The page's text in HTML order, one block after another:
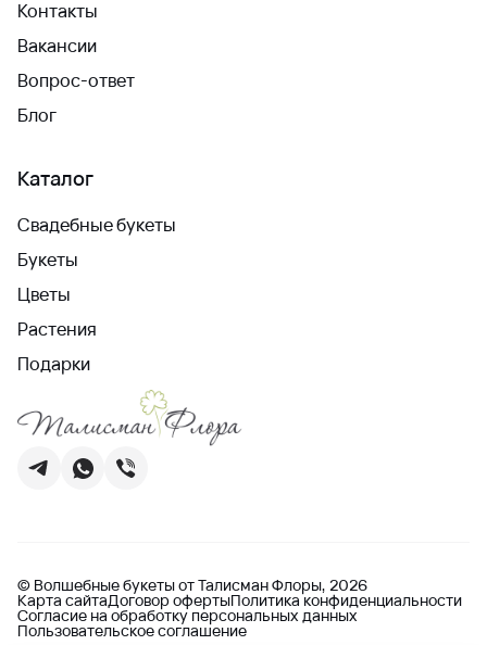
Контакты
Вакансии
Вопрос-ответ
Блог
Каталог
Свадебные букеты
Букеты
Цветы
Растения
Подарки
© Волшебные букеты от Талисман Флоры, 2026
Карта сайтаДоговор офертыПолитика конфиденциальности
Согласие на обработку персональных данных
Пользовательское соглашение